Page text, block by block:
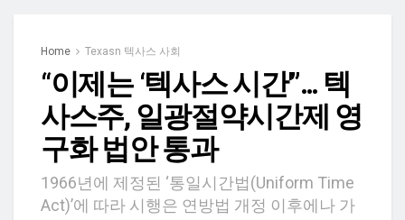
Home Texasn 텍사스 사회
“이제는 ‘텍사스 시간'”… 텍
사스주, 일광절약시간제 영
구화 법안 통과
1966년에 제정된 ‘통일시간법(Uniform Time
Act)’에 따라 시행은 연방법 개정 이후에나 가